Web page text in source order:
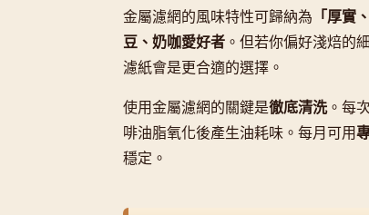
金屬濾網的風味特性可歸納為 「厚實
豆、奶咖愛好者 。但若你偏好淺焙的
濾紙會是更合適的選擇。
使用金屬濾網的關鍵是徹底清洗。每
啡油脂氧化後產生油耗味。每月可用
穩定。